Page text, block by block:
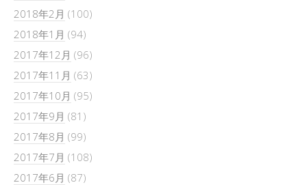
2018年2月 (100)
2018年1月 (94)
2017年12月 (96)
2017年11月 (63)
2017年10月 (95)
2017年9月 (81)
2017年8月 (99)
2017年7月 (108)
2017年6月 (87)